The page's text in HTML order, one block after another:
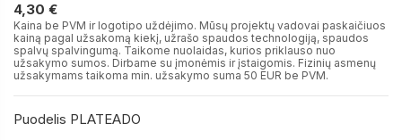
4,30 €
Kaina be PVM ir logotipo uždėjimo. Mūsų projektų vadovai paskaičiuos
kainą pagal užsakomą kiekį, užrašo spaudos technologiją, spaudos
spalvų spalvingumą. Taikome nuolaidas, kurios priklauso nuo
užsakymo sumos. Dirbame su įmonėmis ir įstaigomis. Fizinių asmenų
užsakymams taikoma min. užsakymo suma 50 EUR be PVM.
Puodelis PLATEADO